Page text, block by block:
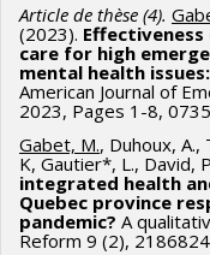
Article de thèse (4).
(2023).
care for high
mental health
American Journal of
2023, Pages 1-8,
Gabet, M., Duhoux,
K, Gautier*, L., David,
integrated health
Quebec province
pandemic? A
Reform 9 (2), 2186824